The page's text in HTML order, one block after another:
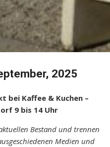
2025
bei Kaffee & Kuchen –
9 bis 14 Uhr
Bestand und trennen
Medien und